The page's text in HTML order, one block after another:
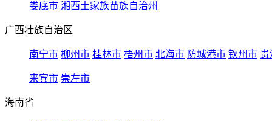
娄底市 湘西土家族苗族自治州
广西壮族自治区
南宁市 柳州市 桂林市 梧州市 北海市 防城港市 钦州市 贵
来宾市 崇左市
海南省